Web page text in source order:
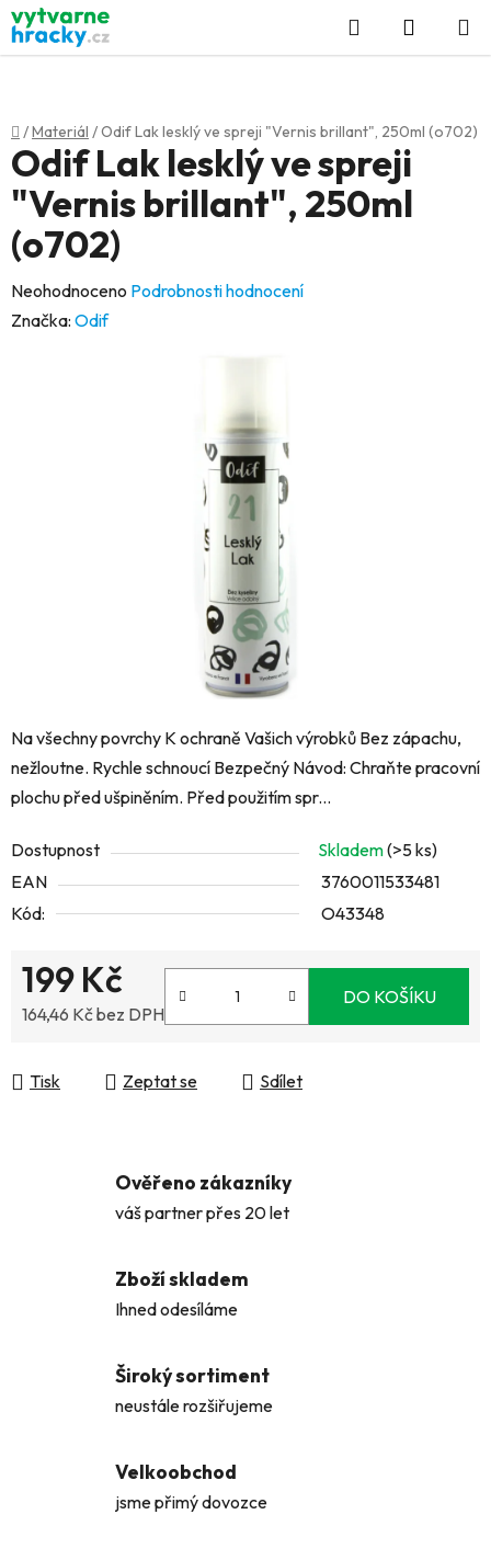
Přejít
na
obsah
Hledat
KOŠÍK
Domů
/Materiál /Odif Lak lesklý ve spreji "Vernis brillant", 250ml (o702)
Na všechny povrchy K ochraně Vašich výrobků Bez zápachu,
nežloutne. Rychle schnoucí Bezpečný Návod: Chraňte pracovní
plochu před ušpiněním. Před použitím spr...
Dostupnost Skladem(>5 ks)
EAN
3760011533481
Kód:
O43348
199 Kč
164,46 Kč bez DPH
DO KOŠÍKU
Tisk Zeptat se Sdílet
Odif Lak lesklý ve spreji
"Vernis brillant", 250ml
(o702)
Průměrné
hodnocení
Neohodnoceno Podrobnosti hodnocení
Značka: Odif
Ověřeno zákazníky
váš partner přes 20 let
Zboží skladem
Ihned odesíláme
Široký sortiment
neustále rozšiřujeme
Velkoobchod
jsme přimý dovozce